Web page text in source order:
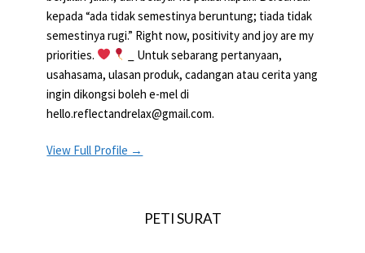
kepada “ada tidak semestinya beruntung; tiada tidak
semestinya rugi.” Right now, positivity and joy are my
priorities.
_ Untuk sebarang pertanyaan,
usahasama, ulasan produk, cadangan atau cerita yang
ingin dikongsi boleh e-mel di
hello.reflectandrelax@gmail.com.
View Full Profile →
PETI SURAT